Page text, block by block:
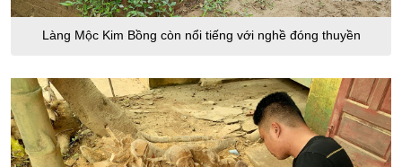
Làng Mộc Kim Bồng còn nổi tiếng với nghề đóng thuyền